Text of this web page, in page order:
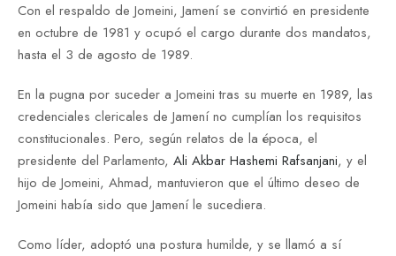
Con el respaldo de Jomeini, Jamení se convirtió en presidente
en octubre de 1981 y ocupó el cargo durante dos mandatos,
hasta el 3 de agosto de 1989.
En la pugna por suceder a Jomeini tras su muerte en 1989, las
credenciales clericales de Jamení no cumplían los requisitos
constitucionales. Pero, según relatos de la época, el
presidente del Parlamento, Ali Akbar Hashemi Rafsanjani, y el
hijo de Jomeini, Ahmad, mantuvieron que el último deseo de
Jomeini había sido que Jamení le sucediera.
Como líder, adoptó una postura humilde, y se llamó a sí